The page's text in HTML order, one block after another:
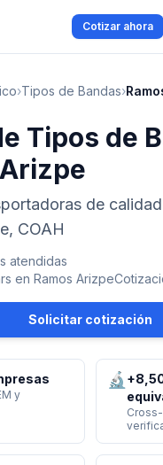
Cotizar ahora
›Tipos de Bandas›
Tipos de
de
COAH
atendidas
en Ramos Arizpe
Solicitar cotización
y
🔬